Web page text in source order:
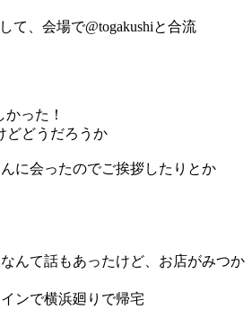
て、会場で@togakushiと合流
かった！
どどうだろうか
に会ったのでご挨拶したりとか
んて話もあったけど、お店がみつか
ンで横浜廻りで帰宅